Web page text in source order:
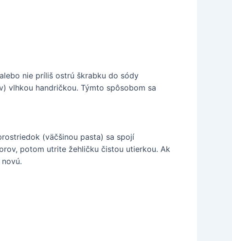
nie príliš ostrú škrabku do sódy
vlhkou handričkou. Týmto spôsobom sa
(väčšinou pasta) sa spojí
potom utrite žehličku čistou utierkou. Ak